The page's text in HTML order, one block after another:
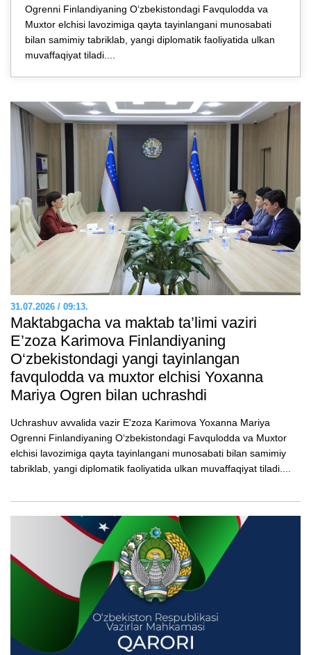
Ogrenni Finlandiyaning O‘zbekistondagi Favqulodda va
Muxtor elchisi lavozimiga qayta tayinlangani munosabati
bilan samimiy tabriklab, yangi diplomatik faoliyatida ulkan
muvaffaqiyat tiladi....
31.07.2026 / 09:13.
Maktabgacha va maktab ta’limi vaziri
E’zozа Karimova Finlandiyaning
O‘zbekistondagi yangi tayinlangan
favqulodda va muxtor elchisi Yoxanna
Mariya Ogren bilan uchrashdi
Uchrashuv avvalida vazir E'zoza Karimova Yoxanna Mariya
Ogrenni Finlandiyaning O‘zbekistondagi Favqulodda va Muxtor
elchisi lavozimiga qayta tayinlangani munosabati bilan samimiy
tabriklab, yangi diplomatik faoliyatida ulkan muvaffaqiyat tiladi....